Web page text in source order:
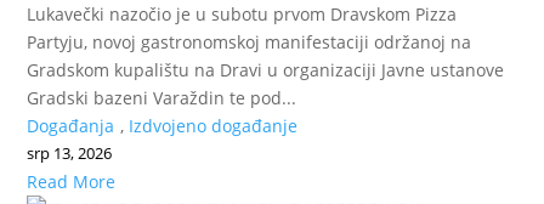
Lukavečki nazočio je u subotu prvom Dravskom Pizza
Partyju, novoj gastronomskoj manifestaciji održanoj na
Gradskom kupalištu na Dravi u organizaciji Javne ustanove
Gradski bazeni Varaždin te pod...
Događanja , Izdvojeno događanje
srp 13, 2026
Read More